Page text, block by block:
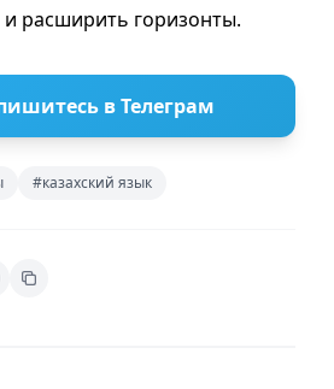
расширить горизонты.
в Телеграм
#казахский язык